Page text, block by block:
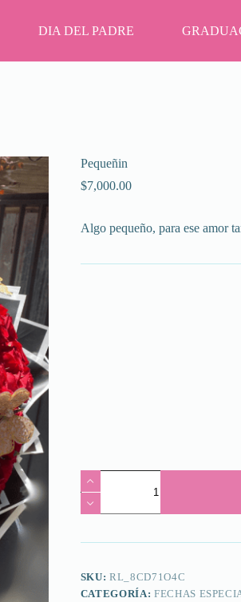
DIA DEL PADRE
Pequeñin
$7,000.00
Algo pequeño, para ese amor
Pequeñin
cantidad
SKU:RL_8CD71O4C
CATEGORÍA: FECHAS